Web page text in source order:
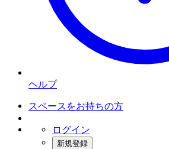
ヘルプ
スペースをお持ちの方
ログイン
新規登録